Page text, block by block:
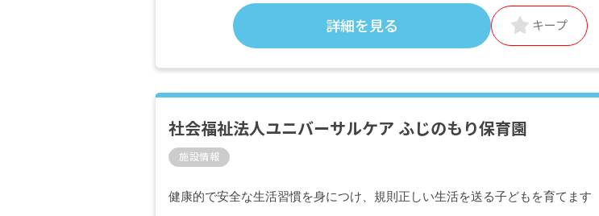
詳細を見る キープ
社会福祉法人ユニバーサルケア ふじのもり保育園
施設情報
健康的で安全な生活習慣を身につけ、規則正しい生活を送る子どもを育てます